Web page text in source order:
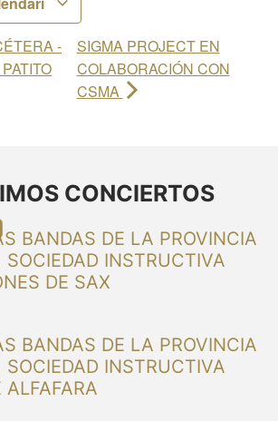
-
SIGMA PROJECT EN
COLABORACIÓN CON
CSMA
CONCIERTOS
BANDAS DE LA PROVINCIA
SOCIEDAD INSTRUCTIVA
DE SAX
BANDAS DE LA PROVINCIA
SOCIEDAD INSTRUCTIVA